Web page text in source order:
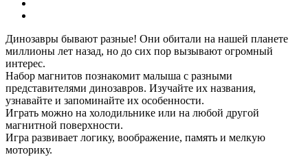
Динозавры бывают разные! Они обитали на нашей планете
миллионы лет назад, но до сих пор вызывают огромный
интерес.
Набор магнитов познакомит малыша с разными
представителями динозавров. Изучайте их названия,
узнавайте и запоминайте их особенности.
Играть можно на холодильнике или на любой другой
магнитной поверхности.
Игра развивает логику, воображение, память и мелкую
моторику.